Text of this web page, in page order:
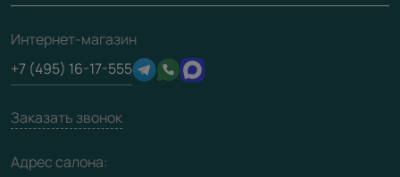
Отзывы клиентов
Техническая информация
Юридическая информация
3D-модели
О фабрике
Сертификаты
Производство
Вакансии
Интернет-магазин
+7 (495) 16-17-555
Заказать звонок
Адрес салона: